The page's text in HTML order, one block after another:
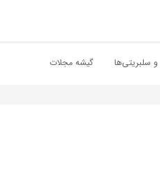
و سلبریتی‌ها گیشه مجلات